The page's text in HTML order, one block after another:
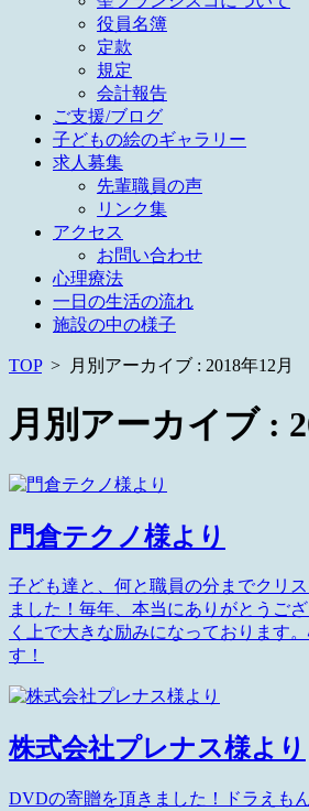
役員名簿
定款
規定
会計報告
ご支援/ブログ
子どもの絵のギャラリー
求人募集
先輩職員の声
リンク集
アクセス
お問い合わせ
心理療法
一日の生活の流れ
施設の中の様子
TOP> 月別アーカイブ : 2018年12月
月別アーカイブ :
門倉テクノ様より
子ども達と、何と職員の分までクリ
ました！毎年、本当にありがとうご
く上で大きな励みになっております
す！
株式会社プレナス様より
DVDの寄贈を頂きました！ドラえも